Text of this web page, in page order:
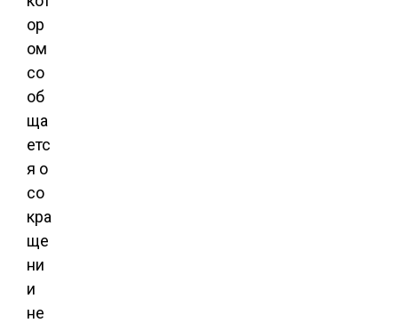
ор
ом
со
об
ща
етс
я о
со
кра
ще
ни
и
не